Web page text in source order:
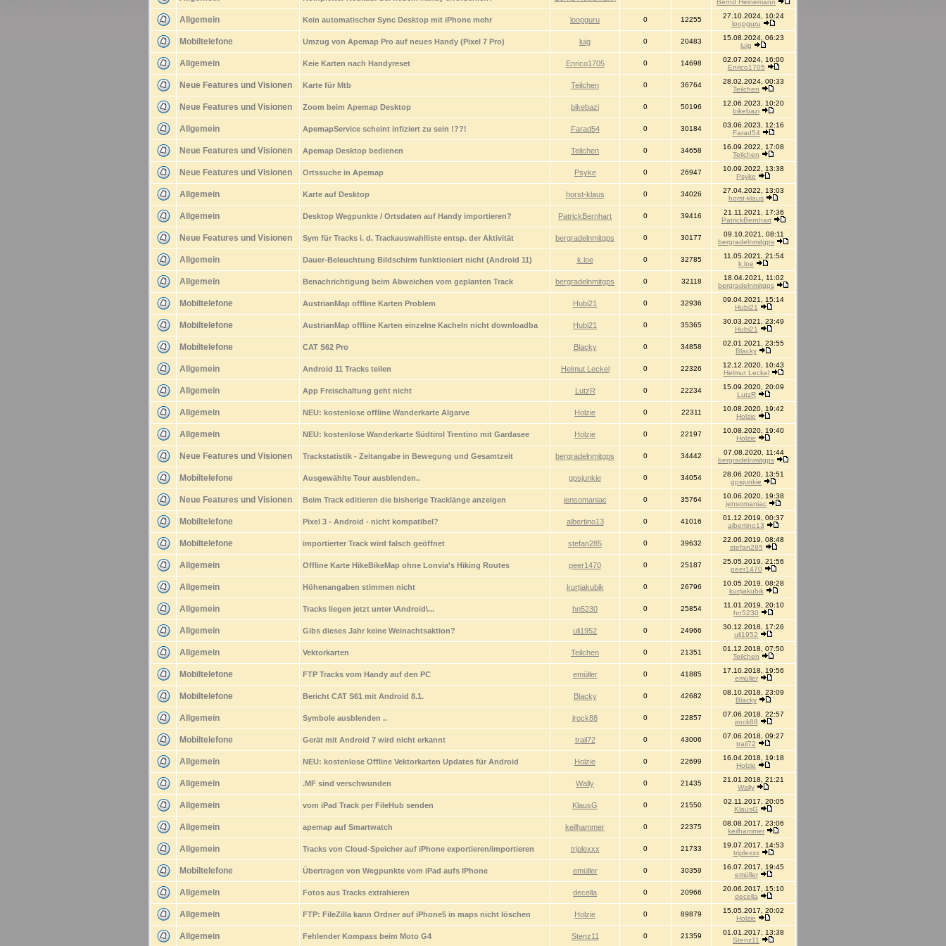
Bernd Heinemann
Allgemein Kein automatischer Sync Desktop mit iPhone mehr loopguru 0 12255
27.10.2024, 10:24
loopguru
Mobiltelefone Umzug von Apemap Pro auf neues Handy (Pixel 7 Pro) luig 0 20483
15.08.2024, 06:23
luig
Allgemein Keie Karten nach Handyreset Enrico1705 0 14698
02.07.2024, 16:00
Enrico1705
Neue Features und Visionen Karte für Mtb Teilchen 0 36764
28.02.2024, 00:33
Teilchen
Neue Features und Visionen Zoom beim Apemap Desktop bikebazi 0 50196
12.06.2023, 10:20
bikebazi
Allgemein ApemapService scheint infiziert zu sein !??! Farad54 0 30184
03.06.2023, 12:16
Farad54
Neue Features und Visionen Apemap Desktop bedienen Teilchen 0 34658
16.09.2022, 17:08
Teilchen
Neue Features und Visionen Ortssuche in Apemap Psyke 0 26947
10.09.2022, 13:38
Psyke
Allgemein Karte auf Desktop horst-klaus 0 34026
27.04.2022, 13:03
horst-klaus
Allgemein Desktop Wegpunkte / Ortsdaten auf Handy importieren? PatrickBernhart 0 39416
21.11.2021, 17:36
PatrickBernhart
Neue Features und Visionen Sym für Tracks i. d. Trackauswahlliste entsp. der Aktivität bergradelnmitgps 0 30177
09.10.2021, 08:11
bergradelnmitgps
Allgemein Dauer-Beleuchtung Bildschirm funktioniert nicht (Android 11) k.loe 0 32785
11.05.2021, 21:54
k.loe
Allgemein Benachrichtigung beim Abweichen vom geplanten Track bergradelnmitgps 0 32118
18.04.2021, 11:02
bergradelnmitgps
Mobiltelefone AustrianMap offline Karten Problem Hubi21 0 32936
09.04.2021, 15:14
Hubi21
Mobiltelefone AustrianMap offline Karten einzelne Kacheln nicht downloadba Hubi21 0 35365
30.03.2021, 23:49
Hubi21
Mobiltelefone CAT S62 Pro Blacky 0 34858
02.01.2021, 23:55
Blacky
Allgemein Android 11 Tracks teilen Helmut Leckel 0 22326
12.12.2020, 10:43
Helmut Leckel
Allgemein App Freischaltung geht nicht LutzR 0 22234
15.09.2020, 20:09
LutzR
Allgemein NEU: kostenlose offline Wanderkarte Algarve Holzie 0 22311
10.08.2020, 19:42
Holzie
Allgemein NEU: kostenlose Wanderkarte Südtirol Trentino mit Gardasee Holzie 0 22197
10.08.2020, 19:40
Holzie
Neue Features und Visionen Trackstatistik - Zeitangabe in Bewegung und Gesamtzeit bergradelnmitgps 0 34442
07.08.2020, 11:44
bergradelnmitgps
Mobiltelefone Ausgewählte Tour ausblenden.. gpsjunkie 0 34054
28.06.2020, 13:51
gpsjunkie
Neue Features und Visionen Beim Track editieren die bisherige Tracklänge anzeigen jensomaniac 0 35764
10.06.2020, 19:38
jensomaniac
Mobiltelefone Pixel 3 - Android - nicht kompatibel? albertino13 0 41016
01.12.2019, 00:37
albertino13
Mobiltelefone importierter Track wird falsch geöffnet stefan285 0 39632
22.06.2019, 08:48
stefan285
Allgemein Offline Karte HikeBikeMap ohne Lonvia's Hiking Routes peer1470 0 25187
25.05.2019, 21:56
peer1470
Allgemein Höhenangaben stimmen nicht kurtjakubik 0 26796
10.05.2019, 08:28
kurtjakubik
Allgemein Tracks liegen jetzt unter \Android\... hn5230 0 25854
11.01.2019, 20:10
hn5230
Allgemein Gibs dieses Jahr keine Weinachtsaktion? uli1952 0 24966
30.12.2018, 17:26
uli1952
Allgemein Vektorkarten Teilchen 0 21351
01.12.2018, 07:50
Teilchen
Mobiltelefone FTP Tracks vom Handy auf den PC emüller 0 41885
17.10.2018, 19:56
emüller
Mobiltelefone Bericht CAT S61 mit Android 8.1. Blacky 0 42682
08.10.2018, 23:09
Blacky
Allgemein Symbole ausblenden .. jrock88 0 22857
07.06.2018, 22:57
jrock88
Mobiltelefone Gerät mit Android 7 wird nicht erkannt trail72 0 43006
07.06.2018, 09:27
trail72
Allgemein NEU: kostenlose Offline Vektorkarten Updates für Android Holzie 0 22699
16.04.2018, 19:18
Holzie
Allgemein .MF sind verschwunden Wally 0 21435
21.01.2018, 21:21
Wally
Allgemein vom iPad Track per FileHub senden KlausG 0 21550
02.11.2017, 20:05
KlausG
Allgemein apemap auf Smartwatch keilhammer 0 22375
08.08.2017, 23:06
keilhammer
Allgemein Tracks von Cloud-Speicher auf iPhone exportieren/importieren triplexxx 0 21733
19.07.2017, 14:53
triplexxx
Mobiltelefone Übertragen von Wegpunkte vom iPad aufs IPhone emüller 0 30359
16.07.2017, 19:45
emüller
Allgemein Fotos aus Tracks extrahieren decella 0 20966
20.06.2017, 15:10
decella
Allgemein FTP: FileZilla kann Ordner auf iPhone5 in maps nicht löschen Holzie 0 89879
15.05.2017, 20:02
Holzie
Allgemein Fehlender Kompass beim Moto G4 Stenz11 0 21359
01.01.2017, 13:38
Stenz11